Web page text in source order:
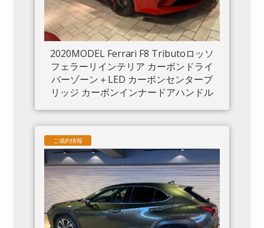
2020MODEL Ferrari F8 Tributoロッソ
フェラーリインテリア カーボンドライ
バーゾーン＋LED カーボンセンターブ
リッジ カーボンインナードアハンドル
ーディスプレイ アダプティブヘッドラ
イトシステム 入庫しました。
ご成約情報